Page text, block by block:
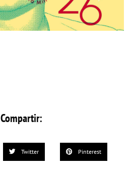
Compartir:
Twitter Pinterest